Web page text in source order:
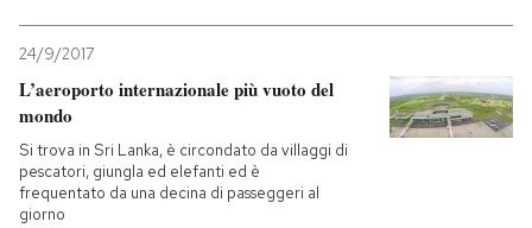
24/9/2017
L’aeroporto internazionale più vuoto del
mondo
Si trova in Sri Lanka, è circondato da villaggi di
pescatori, giungla ed elefanti ed è
frequentato da una decina di passeggeri al
giorno